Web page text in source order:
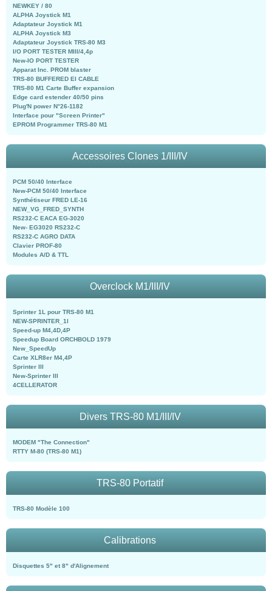
NEWKEY / 80
ALPHA Joystick M1
Adaptateur Joystick M1
ALPHA Joystick M3
Adaptateur Joystick TRS-80 M3
I/O PORT TESTER MIII/4,4p
New-IO PORT TESTER
Apparat Inc. PROM blaster
TRS-80 BUFFERED EI CABLE
TRS-80 M1 Carte Buffer expansion
Edge card estender 40/50 pins
Plug'N power N°26-1182
Interface pour "Screen Printer"
EPROM Programmer TRS-80 M1
Accessoires Clones 1/III/IV
PCM 50/40 Interface
New-PCM 50/40 Interface
Synthétiseur FRED LE-16
NEW_VG_FRED_SYNTH
RS232-C EACA EG-3020
New- EG3020 RS232-C
RS232-C AGRO DATA
Clavier PROF-80
Modules A/D & TTL
Overclock M1/III/IV
Sprinter 1L pour TRS-80 M1
NEW-SPRINTER_1l
Speed-up M4,4D,4P
Speedup Board ORCHBOLD 1979
New_SpeedUp
Carte XLR8er M4,4P
Sprinter III
New-Sprinter III
4CELLERATOR
Divers TRS-80 M1/III/IV
MODEM "The Connection"
RTTY M-80 (TRS-80 M1)
TRS-80 Portatif
TRS-80 Modèle 100
Calibrations
Disquettes 5" et 8" d'Alignement